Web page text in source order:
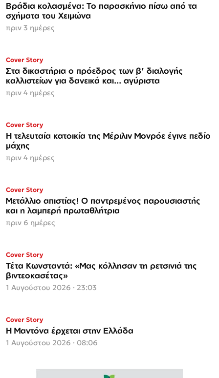
Βράδια κολασμένα: Το παρασκήνιο πίσω από τα
σχήματα του Χειμώνα
πριν 3 ημέρες
Cover Story
Στα δικαστήρια ο πρόεδρος των β' διαλογής
καλλιστείων για δανεικά και... αγύριστα
πριν 4 ημέρες
Cover Story
Η τελευταία κατοικία της Μέριλιν Μονρόε έγινε πεδίο
μάχης
πριν 4 ημέρες
ΜΟΝΟ ΣΤΗΝ
Espresso
Cover Story
Μετάλλιο απιστίας! Ο παντρεμένος παρουσιαστής
και η λαμπερή πρωταθλήτρια
πριν 6 ημέρες
ΜΟΝΟ ΣΤΗΝ
Espresso
Cover Story
Τέτα Κωνσταντά: «Μας κόλλησαν τη ρετσινιά της
βιντεοκασέτας»
1 Αυγούστου 2026 · 23:03
Cover Story
Η Μαντόνα έρχεται στην Ελλάδα
1 Αυγούστου 2026 · 08:06